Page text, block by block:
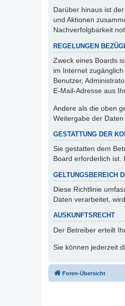
Darüber hinaus ist
und Aktionen
Nachverfolgbarkeit
REGELUNGEN
Zweck eines Boards
im Internet
Benutzer,
E-Mail-Adresse aus
Andere als die oben
Weitergabe der
GESTATTUNG DER
Sie gestatten dem
Board erforderlich ist.
GELTUNGSBEREICH
Diese Richtlinie
Daten verarbeitet,
AUSKUNFTSRECHT
Der Betreiber erteilt
Sie können jederzeit
Foren-Übersicht